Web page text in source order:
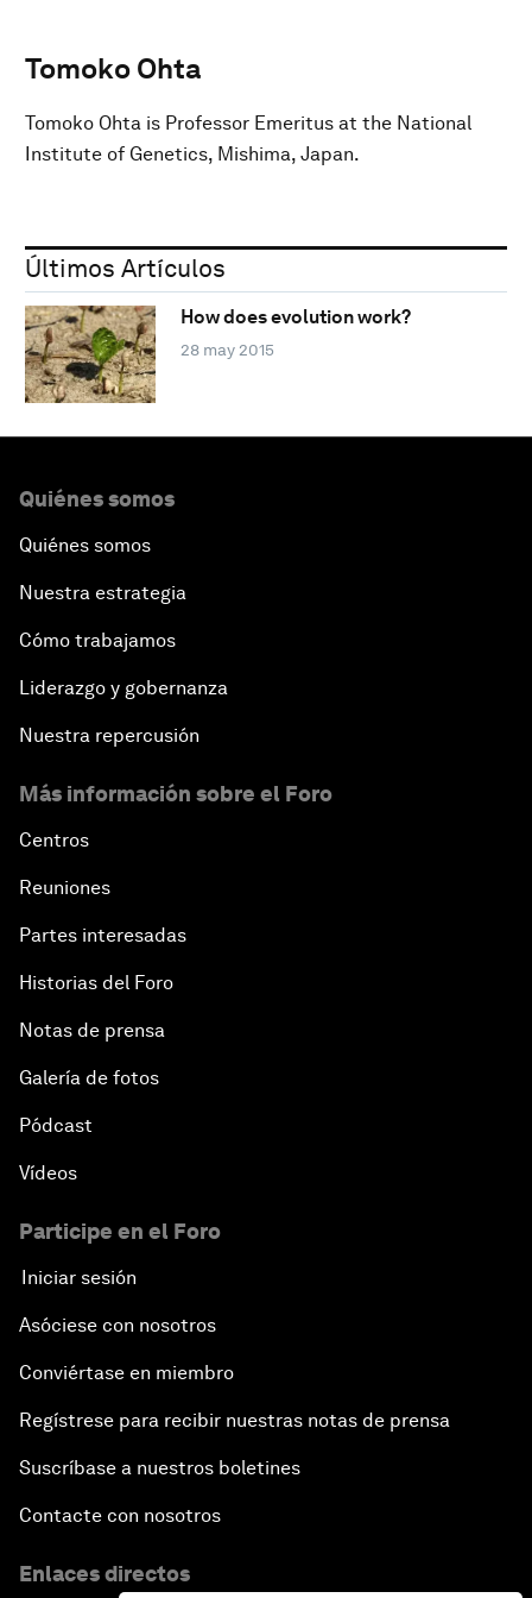
Tomoko Ohta
Tomoko Ohta is Professor Emeritus at the National
Institute of Genetics, Mishima, Japan.
Últimos Artículos
How does evolution work?
28 may 2015
Quiénes somos
Quiénes somos
Nuestra estrategia
Cómo trabajamos
Liderazgo y gobernanza
Nuestra repercusión
Más información sobre el Foro
Centros
Reuniones
Partes interesadas
Historias del Foro
Notas de prensa
Galería de fotos
Pódcast
Vídeos
Participe en el Foro
Iniciar sesión
Asóciese con nosotros
Conviértase en miembro
Regístrese para recibir nuestras notas de prensa
Suscríbase a nuestros boletines
Contacte con nosotros
Enlaces directos